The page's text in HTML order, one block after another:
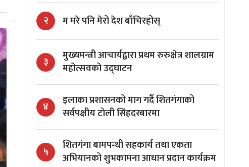
२ म मरे पनि मेरो देश बाँचिरहोस्
३
मुख्यमन्त्री आचार्यद्वारा प्रथम रुरुक्षेत्र शालग्राम
महोत्सवको उद्घाटन
४
इलाका प्रशासनको माग गर्दै शितगंगाको
सर्वपक्षीय टोली सिंहदरबारमा
५
शितगंगा बामपन्थी सहकार्य तथा एकता
अभियानको शुभकामना आधान प्रदान कार्यक्रम